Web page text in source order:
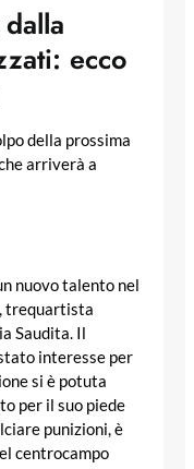
ecco
della prossima
arriverà a
nuovo talento nel
trequartista
Saudita. Il
interesse per
si è potuta
per il suo piede
punizioni, è
centrocampo